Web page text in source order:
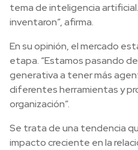
tema de inteligencia
inventaron”, afirma.
En su opinión, el mercado
etapa. “Estamos pasando
generativa a tener más
diferentes herramientas y
organización”.
Se trata de una tendencia
impacto creciente en la